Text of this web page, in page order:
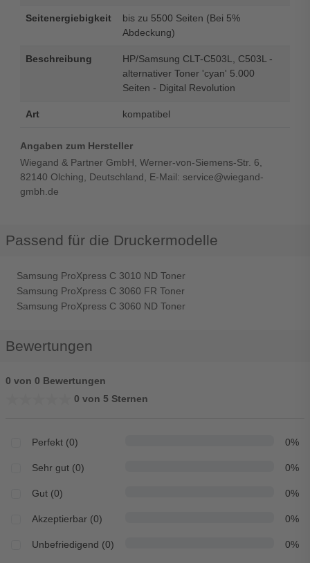
Seitenergiebigkeit
bis zu 5500 Seiten (Bei 5%
Abdeckung)
Beschreibung
HP/Samsung CLT-C503L, C503L -
alternativer Toner 'cyan' 5.000
Seiten - Digital Revolution
Art kompatibel
Angaben zum Hersteller
Wiegand & Partner GmbH, Werner-von-Siemens-Str. 6,
82140 Olching, Deutschland, E-Mail: service@wiegand-
gmbh.de
Passend für die Druckermodelle
Samsung ProXpress C 3010 ND Toner
Samsung ProXpress C 3060 FR Toner
Samsung ProXpress C 3060 ND Toner
Bewertungen
0 von 0 Bewertungen
0 von 5 Sternen
Perfekt (0) 0%
Sehr gut (0) 0%
Gut (0) 0%
Akzeptierbar (0) 0%
Unbefriedigend (0) 0%